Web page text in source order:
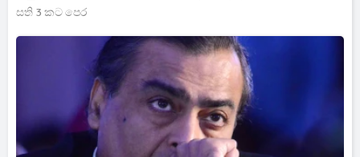
සති 3 කට පෙර